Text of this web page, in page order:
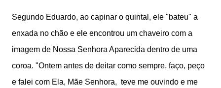
Segundo Eduardo, ao capinar o quintal, ele "bateu" a
enxada no chão e ele encontrou um chaveiro com a
imagem de Nossa Senhora Aparecida dentro de uma
coroa. "Ontem antes de deitar como sempre, faço, peço
e falei com Ela, Mãe Senhora, teve me ouvindo e me